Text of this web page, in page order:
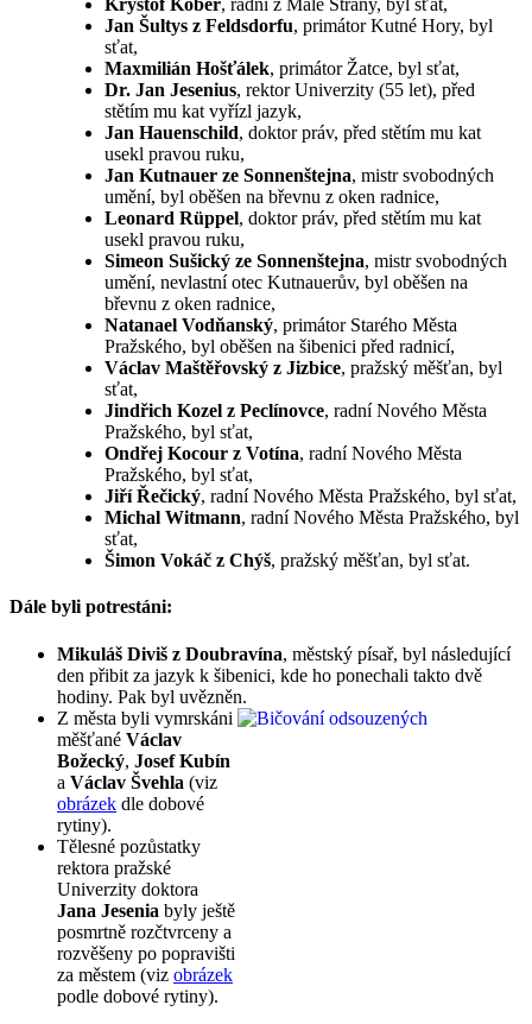
Kryštof Kober, radní z Malé Strany, byl sťat,
Jan Šultys z Feldsdorfu, primátor Kutné Hory, byl
sťat,
Maxmilián Hošťálek, primátor Žatce, byl sťat,
Dr. Jan Jesenius, rektor Univerzity (55 let), před
stětím mu kat vyřízl jazyk,
Jan Hauenschild, doktor práv, před stětím mu kat
usekl pravou ruku,
Jan Kutnauer ze Sonnenštejna, mistr svobodných
umění, byl oběšen na břevnu z oken radnice,
Leonard Rüppel, doktor práv, před stětím mu kat
usekl pravou ruku,
Simeon Sušický ze Sonnenštejna, mistr svobodných
umění, nevlastní otec Kutnauerův, byl oběšen na
břevnu z oken radnice,
Natanael Vodňanský, primátor Starého Města
Pražského, byl oběšen na šibenici před radnicí,
Václav Maštěřovský z Jizbice, pražský měšťan, byl
sťat,
Jindřich Kozel z Peclínovce, radní Nového Města
Pražského, byl sťat,
Ondřej Kocour z Votína, radní Nového Města
Pražského, byl sťat,
Jiří Řečický, radní Nového Města Pražského, byl sťat,
Michal Witmann, radní Nového Města Pražského, byl
sťat,
Šimon Vokáč z Chýš, pražský měšťan, byl sťat.
Dále byli potrestáni:
Mikuláš Diviš z Doubravína, městský písař, byl následující
den přibit za jazyk k šibenici, kde ho ponechali takto dvě
hodiny. Pak byl uvězněn.
Z města byli vymrskáni
měšťané Václav
Božecký, Josef Kubín
a Václav Švehla (viz
obrázek dle dobové
rytiny).
Tělesné pozůstatky
rektora pražské
Univerzity doktora
Jana Jesenia byly ještě
posmrtně rozčtvrceny a
rozvěšeny po popravišti
za městem (viz obrázek
podle dobové rytiny).